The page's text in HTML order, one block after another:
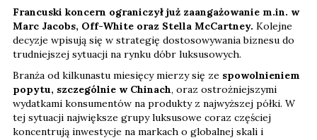
Francuski koncern ograniczył już zaangażowanie m.in. w
Marc Jacobs, Off-White oraz Stella McCartney. Kolejne
decyzje wpisują się w strategię dostosowywania biznesu do
trudniejszej sytuacji na rynku dóbr luksusowych.
Branża od kilkunastu miesięcy mierzy się ze spowolnieniem
popytu, szczególnie w Chinach, oraz ostrożniejszymi
wydatkami konsumentów na produkty z najwyższej półki. W
tej sytuacji największe grupy luksusowe coraz częściej
koncentrują inwestycje na markach o globalnej skali i